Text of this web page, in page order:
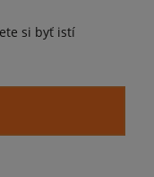
si byť istí